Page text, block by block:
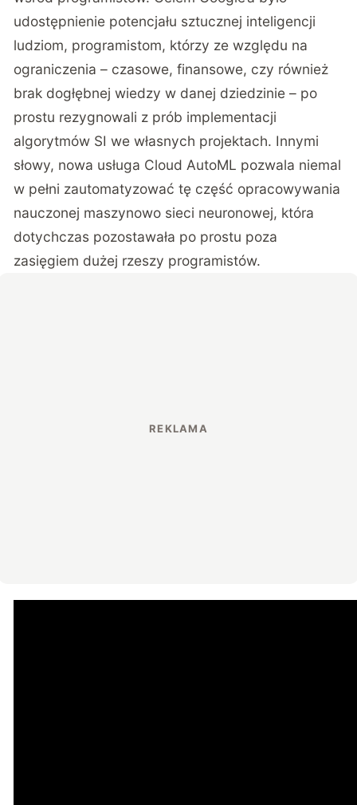
udostępnienie potencjału sztucznej inteligencji
ludziom, programistom, którzy ze względu na
ograniczenia – czasowe, finansowe, czy również
brak dogłębnej wiedzy w danej dziedzinie – po
prostu rezygnowali z prób implementacji
algorytmów SI we własnych projektach. Innymi
słowy, nowa usługa Cloud AutoML pozwala niemal
w pełni zautomatyzować tę część opracowywania
nauczonej maszynowo sieci neuronowej, która
dotychczas pozostawała po prostu poza
zasięgiem dużej rzeszy programistów.